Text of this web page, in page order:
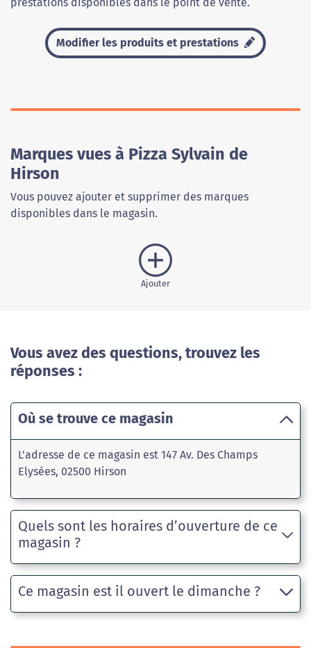
Modifier les produits et prestations
Marques vues à Pizza Sylvain de
Hirson
Vous pouvez ajouter et supprimer des marques
disponibles dans le magasin.
Ajouter
Vous avez des questions, trouvez les
réponses :
Où se trouve ce magasin
L'adresse de ce magasin est 147 Av. Des Champs
Elysées, 02500 Hirson
Quels sont les horaires d’ouverture de ce
magasin ?
Ce magasin est il ouvert le dimanche ?